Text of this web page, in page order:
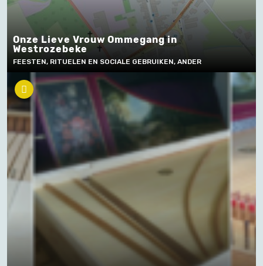
Onze Lieve Vrouw Ommegang in
Westrozebeke
FEESTEN, RITUELEN EN SOCIALE GEBRUIKEN, ANDER